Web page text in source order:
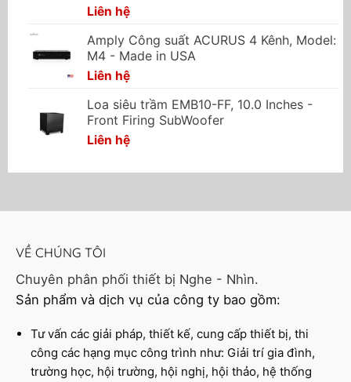
Liên hệ
Amply Công suất ACURUS 4 Kênh, Model:
M4 - Made in USA
Liên hệ
Loa siêu trầm EMB10-FF, 10.0 Inches -
Front Firing SubWoofer
Liên hệ
VỀ CHÚNG TÔI
Chuyên phân phối thiết bị Nghe - Nhìn.
Sản phẩm và dịch vụ của công ty bao gồm:
Tư vấn các giải pháp, thiết kế, cung cấp thiết bị, thi
công các hạng mục công trình như: Giải trí gia đình,
trường học, hội trường, hội nghị, hội thảo, hệ thống